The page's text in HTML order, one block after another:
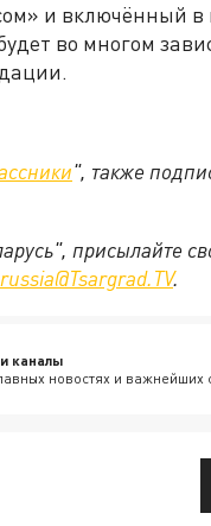
и включённый в
во многом
", также
присылайте
.
каналы
новостях и важнейших